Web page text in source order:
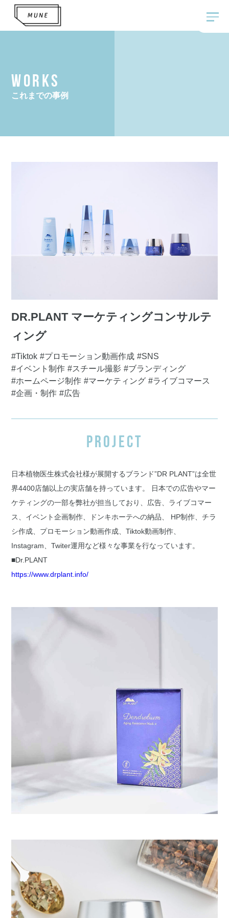
WORKS
これまでの事例
DR.PLANT マーケティングコンサルテ
ィング
#Tiktok #プロモーション動画作成 #SNS
#イベント制作 #スチール撮影 #ブランディング
#ホームページ制作 #マーケティング #ライブコマース
#企画・制作 #広告
PROJECT
日本植物医生株式会社様が展開するブランド”DR PLANT”は全世
界4400店舗以上の実店舗を持っています。 日本での広告やマー
ケティングの一部を弊社が担当しており、広告、ライブコマー
ス、イベント企画制作、ドンキホーテへの納品、 HP制作、チラ
シ作成、プロモーション動画作成、Tiktok動画制作、
Instagram、Twiter運用など様々な事業を行なっています。
■Dr.PLANT
https://www.drplant.info/